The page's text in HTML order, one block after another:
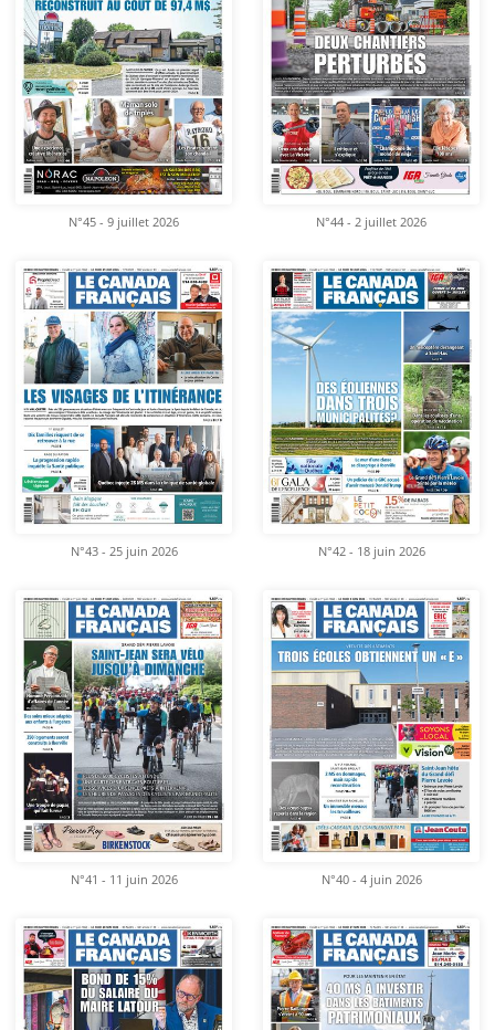
N°45 - 9 juillet 2026 N°44 - 2 juillet 2026
N°43 - 25 juin 2026 N°42 - 18 juin 2026
N°41 - 11 juin 2026 N°40 - 4 juin 2026